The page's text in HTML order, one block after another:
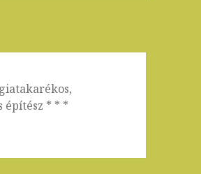
építész * * *